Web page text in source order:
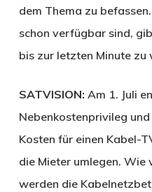
dem Thema zu
schon verfügbar sind,
bis zur letzten Minute zu
SATVISION: Am 1. Juli
Nebenkostenprivileg
Kosten für einen Kabel-
die Mieter umlegen. Wie
werden die